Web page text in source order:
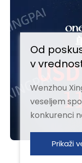
Od
v
Wenzhou
veseljem
konkurenci
vrednosti 1
strank iz
Prikaži